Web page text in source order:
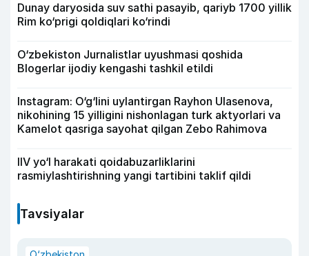
Dunay daryosida suv sathi pasayib, qariyb 1700 yillik
Rim ko‘prigi qoldiqlari ko‘rindi
O‘zbekiston Jurnalistlar uyushmasi qoshida
Blogerlar ijodiy kengashi tashkil etildi
Instagram: O‘g‘lini uylantirgan Rayhon Ulasenova,
nikohining 15 yilligini nishonlagan turk aktyorlari va
Kamelot qasriga sayohat qilgan Zebo Rahimova
IIV yo‘l harakati qoidabuzarliklarini
rasmiylashtirishning yangi tartibini taklif qildi
Tavsiyalar